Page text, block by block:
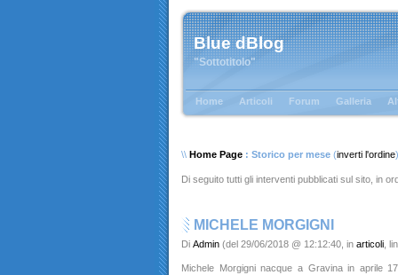
Blue dBlog
"Sottotitolo"
Home Articoli Forum Galleria
\\ Home Page : Storico per mese (inverti l'ordine)
Di seguito tutti gli interventi pubblicati sul sito, in
MICHELE MORGIGNI
Di Admin (del 29/06/2018 @ 12:12:40, in articoli ,
Michele Morgigni nacque a Gravina in aprile